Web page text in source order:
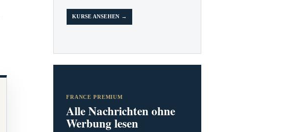
KURSE ANSEHEN →
FRANCE PREMIUM
Alle Nachrichten ohne
Werbung lesen